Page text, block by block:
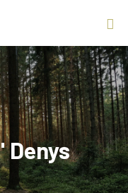
Denys